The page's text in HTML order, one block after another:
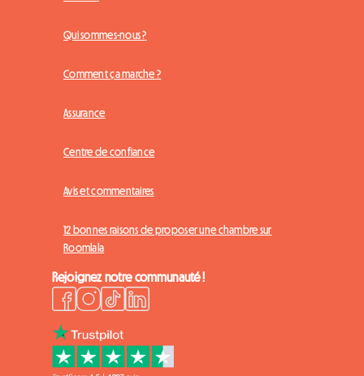
Qui sommes-nous ?
Comment ça marche ?
Assurance
Centre de confiance
Avis et commentaires
12 bonnes raisons de proposer une chambre sur
Roomlala
Rejoignez notre communauté !